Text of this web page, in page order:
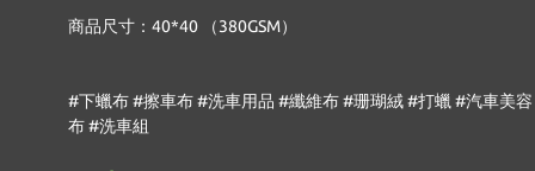
商品尺寸：40*40 （380GSM）
#下蠟布 #擦車布 #洗車用品 #纖維布 #珊瑚絨 #打蠟 #汽車美
布 #洗車組